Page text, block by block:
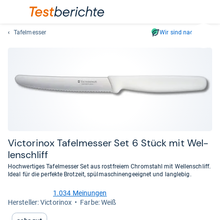
Zeichen
sich
Tafelmesser Wir sind nachhaltig
Vic­to­rinox Tafel­mes­ser Set 6 Stück mit Wel­
len­schliff
Hochwertiges Tafelmesser Set aus rostfreiem Chromstahl mit Wellenschliff.
Ideal für die perfekte Brotzeit, spülmaschinengeeignet und langlebig.
von
1.034 Meinungen
Her­stel­ler: Victorinox
Farbe: Weiß